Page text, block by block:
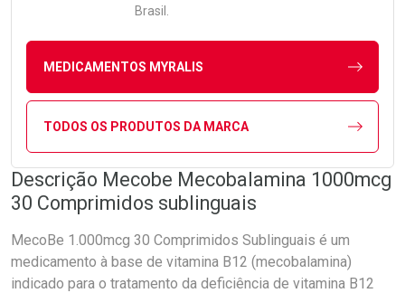
Brasil.
MEDICAMENTOS MYRALIS
TODOS OS PRODUTOS DA MARCA
Descrição Mecobe Mecobalamina 1000mcg
30 Comprimidos sublinguais
MecoBe 1.000mcg 30 Comprimidos Sublinguais é um
medicamento à base de vitamina B12 (mecobalamina)
indicado para o tratamento da deficiência de vitamina B12